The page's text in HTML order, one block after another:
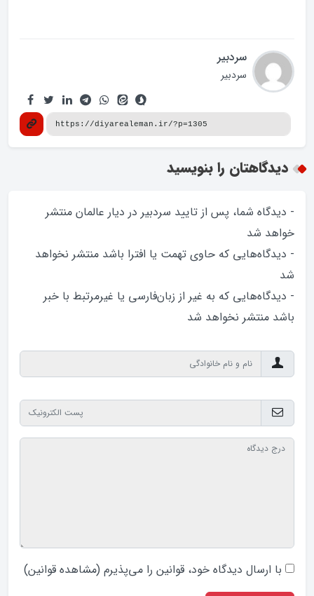
سردبیر
سردبیر
دیدگاهتان را بنویسید
- دیدگاه شما، پس از تایید سردبیر در دیار عالمان منتشر
خواهد‌ شد
- دیدگاه‌هایی که حاوی تهمت یا افترا باشد منتشر نخواهد‌
شد
- دیدگاه‌هایی که به غیر از زبان‌فارسی یا غیرمرتبط با خبر
باشد منتشر نخواهد‌ شد
با ارسال دیدگاه‌ خود، قوانین را می‌پذیرم (مشاهده قوانین)